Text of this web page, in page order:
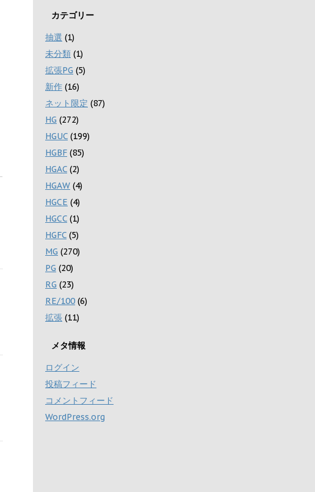
カテゴリー
抽選 (1)
未分類 (1)
拡張PG (5)
新作 (16)
ネット限定 (87)
HG (272)
HGUC (199)
HGBF (85)
HGAC (2)
HGAW (4)
HGCE (4)
HGCC (1)
HGFC (5)
MG (270)
PG (20)
RG (23)
RE/100 (6)
拡張 (11)
メタ情報
ログイン
投稿フィード
コメントフィード
WordPress.org